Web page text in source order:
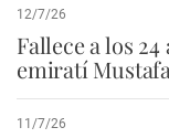
12/7/26
Fallece a los
emiratí
11/7/26